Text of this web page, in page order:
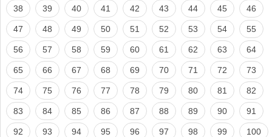
38 39 40 41 42 43 44 45 46
47 48 49 50 51 52 53 54 55
56 57 58 59 60 61 62 63 64
65 66 67 68 69 70 71 72 73
74 75 76 77 78 79 80 81 82
83 84 85 86 87 88 89 90 91
92 93 94 95 96 97 98 99 100